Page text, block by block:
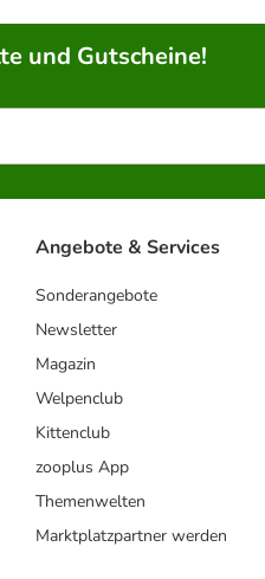
und Gutscheine!
Angebote & Services
Sonderangebote
Newsletter
Magazin
Welpenclub
Kittenclub
zooplus App
Themenwelten
Marktplatzpartner werden